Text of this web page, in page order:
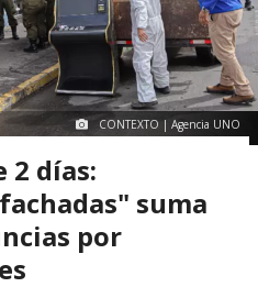
CONTEXTO | Agencia UNO
2 días:
suma
por